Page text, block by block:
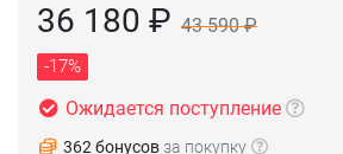
36 180 ₽ 43 590 ₽
-17%
Ожидается поступление
362 бонусов за покупку